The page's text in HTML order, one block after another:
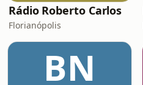
Rádio Roberto Carlos
Florianópolis
BN